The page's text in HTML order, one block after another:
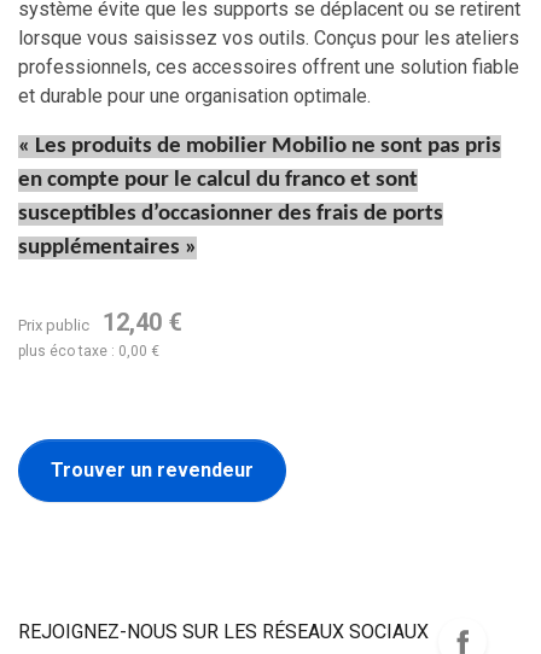
système évite que les supports se déplacent ou se retirent
lorsque vous saisissez vos outils. Conçus pour les ateliers
professionnels, ces accessoires offrent une solution fiable
et durable pour une organisation optimale.
« Les produits de mobilier Mobilio ne sont pas pris
en compte pour le calcul du franco et sont
susceptibles d’occasionner des frais de ports
supplémentaires »
Prix public 12,40 €
plus éco taxe : 0,00 €
Trouver un revendeur
REJOIGNEZ-NOUS SUR LES RÉSEAUX SOCIAUX